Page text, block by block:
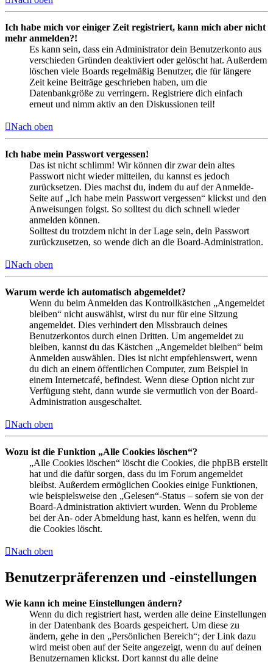
Ich habe mich vor einiger Zeit registriert, kann mich aber nicht
mehr anmelden?!
Es kann sein, dass ein Administrator dein Benutzerkonto aus
verschieden Gründen deaktiviert oder gelöscht hat. Außerdem
löschen viele Boards regelmäßig Benutzer, die für längere
Zeit keine Beiträge geschrieben haben, um die
Datenbankgröße zu verringern. Registriere dich einfach
erneut und nimm aktiv an den Diskussionen teil!
Nach oben
Ich habe mein Passwort vergessen!
Das ist nicht schlimm! Wir können dir zwar dein altes
Passwort nicht wieder mitteilen, du kannst es jedoch
zurücksetzen. Dies machst du, indem du auf der Anmelde-
Seite auf „Ich habe mein Passwort vergessen“ klickst und den
Anweisungen folgst. So solltest du dich schnell wieder
anmelden können.
Solltest du trotzdem nicht in der Lage sein, dein Passwort
zurückzusetzen, so wende dich an die Board-Administration.
Nach oben
Warum werde ich automatisch abgemeldet?
Wenn du beim Anmelden das Kontrollkästchen „Angemeldet
bleiben“ nicht auswählst, wirst du nur für eine Sitzung
angemeldet. Dies verhindert den Missbrauch deines
Benutzerkontos durch einen Dritten. Um angemeldet zu
bleiben, kannst du das Kästchen „Angemeldet bleiben“ beim
Anmelden auswählen. Dies ist nicht empfehlenswert, wenn
du dich an einem öffentlichen Computer, zum Beispiel in
einem Internetcafé, befindest. Wenn diese Option nicht zur
Verfügung steht, dann wurde sie vermutlich von der Board-
Administration ausgeschaltet.
Nach oben
Wozu ist die Funktion „Alle Cookies löschen“?
„Alle Cookies löschen“ löscht die Cookies, die phpBB erstellt
hat und die dafür sorgen, dass du im Forum angemeldet
bleibst. Außerdem ermöglichen Cookies einige Funktionen,
wie beispielsweise den „Gelesen“-Status – sofern sie von der
Board-Administration aktiviert wurden. Wenn du Probleme
bei der An- oder Abmeldung hast, kann es helfen, wenn du
die Cookies löscht.
Nach oben
Benutzerpräferenzen und -einstellungen
Wie kann ich meine Einstellungen ändern?
Wenn du dich registriert hast, werden alle deine Einstellungen
in der Datenbank des Boards gespeichert. Um diese zu
ändern, gehe in den „Persönlichen Bereich“; der Link dazu
wird meist oben auf der Seite angezeigt, wenn du auf deinen
Benutzernamen klickst. Dort kannst du alle deine